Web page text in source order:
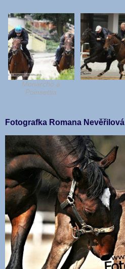
Monarcho a
Poinsettia
Fotografka Romana Nevěřilová